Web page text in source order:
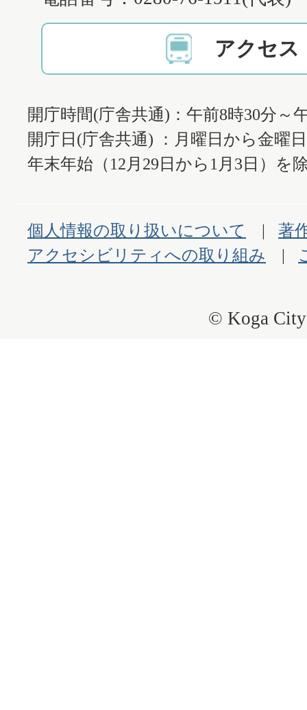
アクセス
開庁時間(庁舎共通)：午前8時30分～
開庁日(庁舎共通) ：月曜日から金曜
年末年始（12月29日から1月3日）を
個人情報の取り扱いについて
著
アクセシビリティへの取り組み
© Koga City